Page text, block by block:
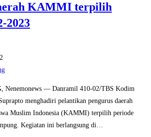
KAMMI terpilih
2023
Nenemonews — Danramil 410-02/TBS Kodim
menghadiri pelantikan pengurus daerah
Muslim Indonesia (KAMMI) terpilih periode
Kegiatan ini berlangsung di…